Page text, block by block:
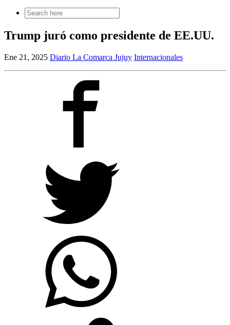
Search
for:
Trump juró como presidente de EE.UU.
Ene 21, 2025 Diario La Comarca Jujuy Internacionales